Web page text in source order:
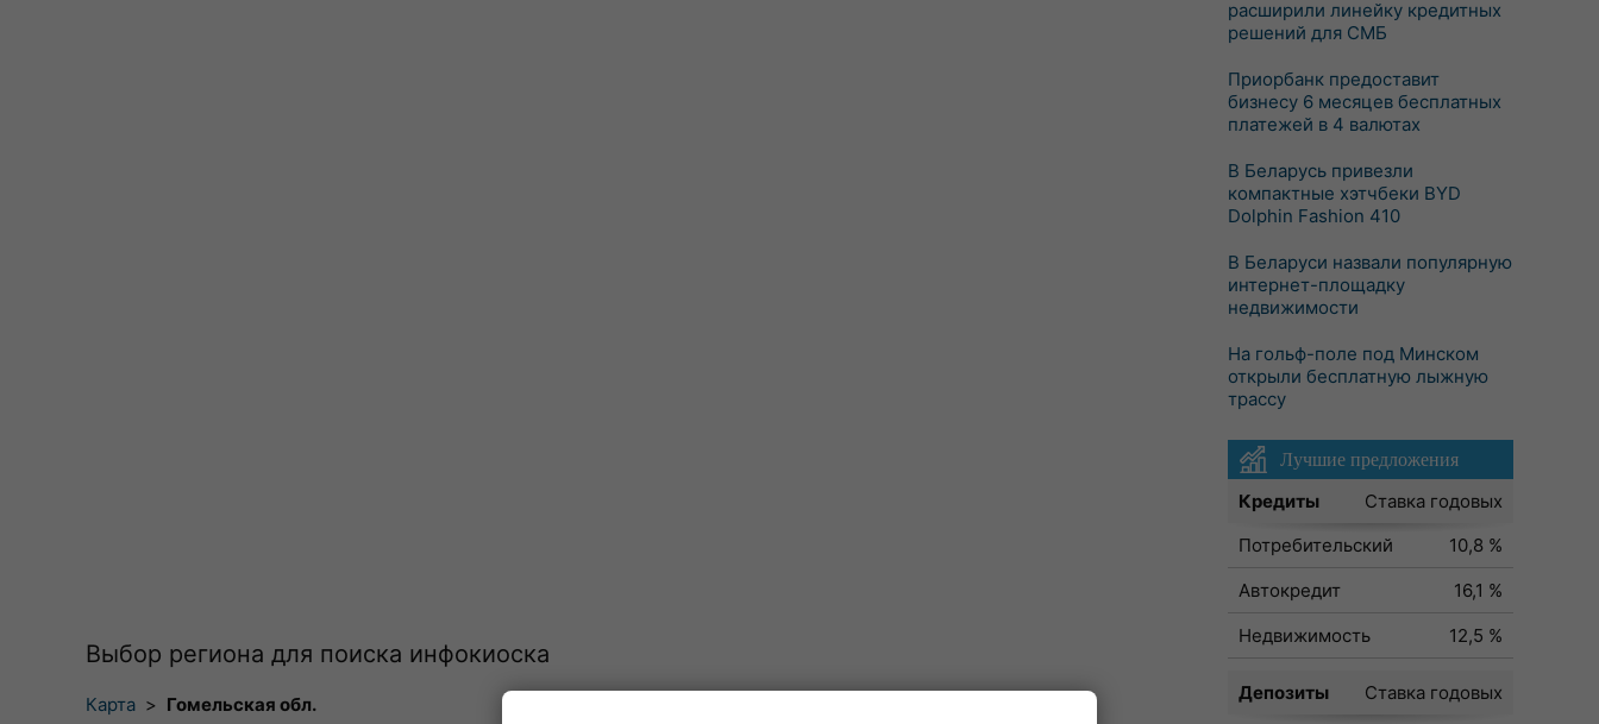
Выбор региона для поиска инфокиоска
Карта > Гомельская обл.
расширили линейку кредитных
решений для СМБ
Приорбанк предоставит
бизнесу 6 месяцев бесплатных
платежей в 4 валютах
В Беларусь привезли
компактные хэтчбеки BYD
Dolphin Fashion 410
В Беларуси назвали популярную
интернет-площадку
недвижимости
На гольф-поле под Минском
открыли бесплатную лыжную
трассу
Лучшие предложения
Кредиты
Ставка годовых
Потребительский
10,8 %
Автокредит
16,1 %
Недвижимость
12,5 %
Депозиты
Ставка годовых